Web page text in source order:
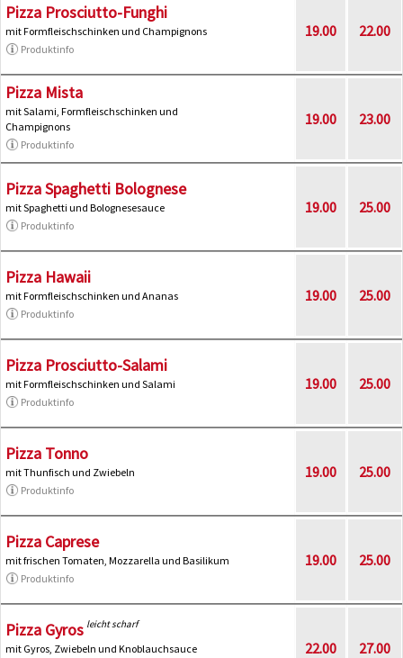
Pizza Prosciutto-Funghi
mit Formfleischschinken und Champignons
Produktinfo
19.00 22.00
Pizza Mista
mit Salami, Formfleischschinken und
Champignons
Produktinfo
19.00 23.00
Pizza Spaghetti Bolognese
mit Spaghetti und Bolognesesauce
Produktinfo
19.00 25.00
Pizza Hawaii
mit Formfleischschinken und Ananas
Produktinfo
19.00 25.00
Pizza Prosciutto-Salami
mit Formfleischschinken und Salami
Produktinfo
19.00 25.00
Pizza Tonno
mit Thunfisch und Zwiebeln
Produktinfo
19.00 25.00
Pizza Caprese
mit frischen Tomaten, Mozzarella und Basilikum
Produktinfo
19.00 25.00
Pizza Gyros leicht scharf
mit Gyros, Zwiebeln und Knoblauchsauce
22.00 27.00